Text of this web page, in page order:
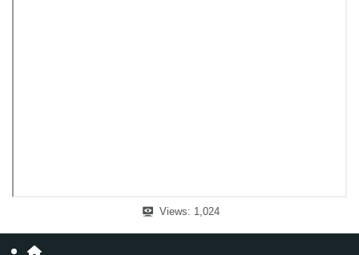
Views: 1,024